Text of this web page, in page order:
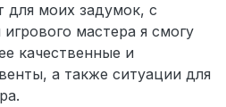
для моих задумок, с
мастера я смогу
качественные и
а также ситуации для